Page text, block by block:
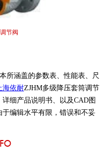
节阀
所涵盖的参数表、性能表、尺
海依耐ZJHM多级降压套筒调节
细产品说明书、以及CAD图
编辑水平有限，错误和不妥